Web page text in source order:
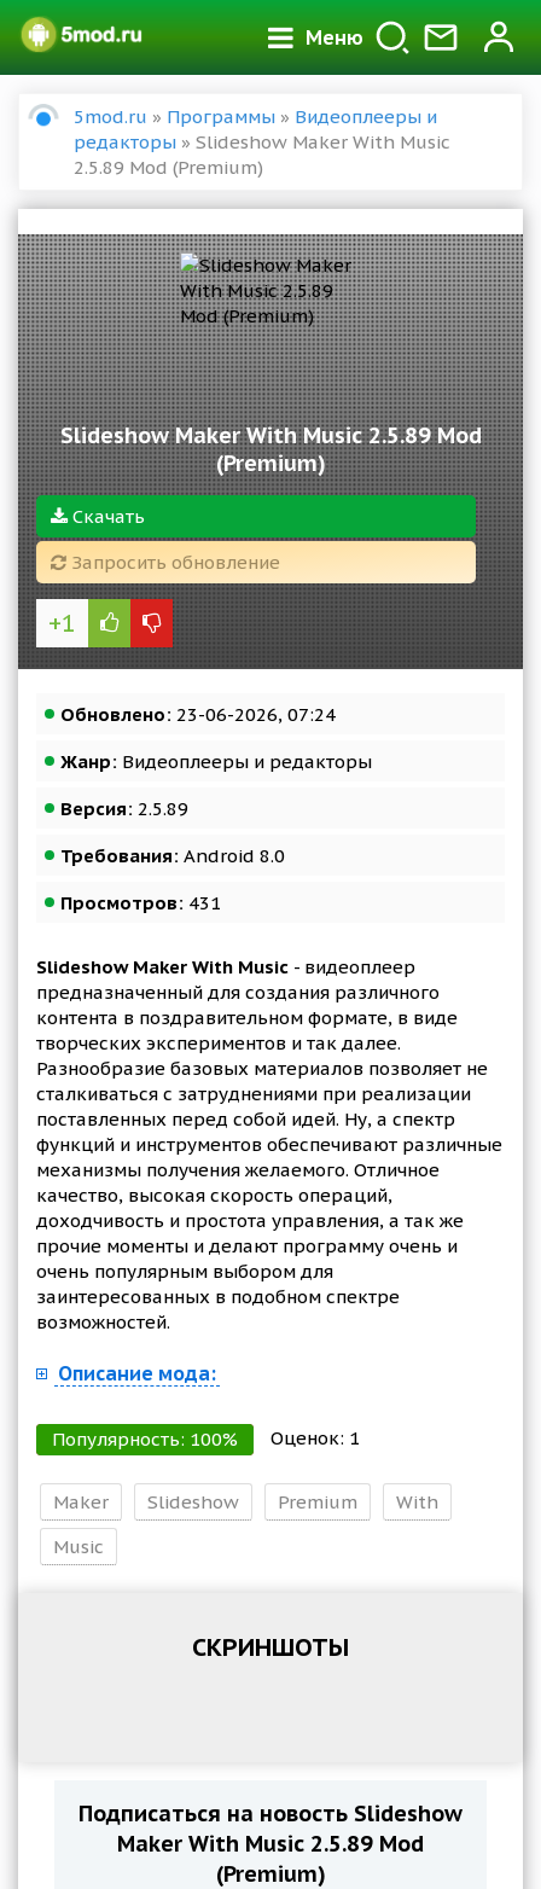
Меню
5mod.ru » Программы » Видеоплееры и
редакторы » Slideshow Maker With Music
2.5.89 Mod (Premium)
Slideshow Maker With Music 2.5.89 Mod
(Premium)
Скачать
Запросить обновление
+1
Обновлено: 23-06-2026, 07:24
Жанр: Видеоплееры и редакторы
Версия: 2.5.89
Требования: Android 8.0
Просмотров: 431
Slideshow Maker With Music - видеоплеер
предназначенный для создания различного
контента в поздравительном формате, в виде
творческих экспериментов и так далее.
Разнообразие базовых материалов позволяет не
сталкиваться с затруднениями при реализации
поставленных перед собой идей. Ну, а спектр
функций и инструментов обеспечивают различные
механизмы получения желаемого. Отличное
качество, высокая скорость операций,
доходчивость и простота управления, а так же
прочие моменты и делают программу очень и
очень популярным выбором для
заинтересованных в подобном спектре
возможностей.
Описание мода:
Популярность: 100% Оценок: 1
Maker Slideshow Premium
With
Music
СКРИНШОТЫ
Подписаться на новость Slideshow
Maker With Music 2.5.89 Mod
(Premium)